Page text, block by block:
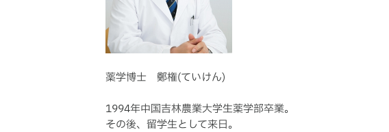
薬学博士 鄭権(ていけん)
1994年中国吉林農業大学生薬学部卒業。
その後、留学生として来日。